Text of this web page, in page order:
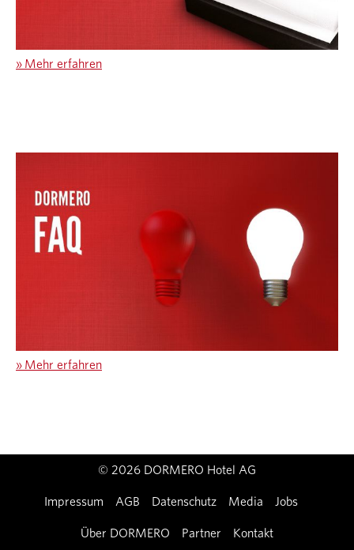
» Mehr erfahren
» Mehr erfahren
© 2026 DORMERO Hotel AG
Impressum AGB Datenschutz Media Jobs
Über DORMERO Partner Kontakt